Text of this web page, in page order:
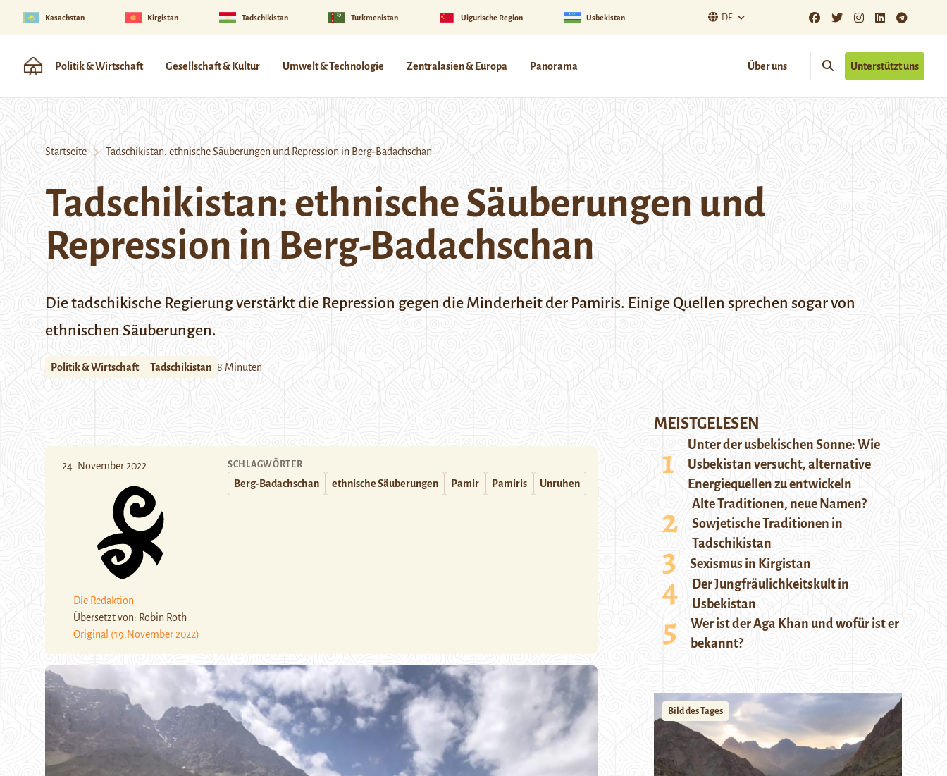
Kasachstan Kirgistan Tadschikistan Turkmenistan Uigurische Region Usbekistan DE
Politik & Wirtschaft Gesellschaft & Kultur Umwelt & Technologie Zentralasien & Europa Panorama Über uns Unterstützt uns
Startseite Tadschikistan: ethnische Säuberungen und Repression in Berg-Badachschan
Tadschikistan: ethnische Säuberungen und
Repression in Berg-Badachschan
Die tadschikische Regierung verstärkt die Repression gegen die Minderheit der Pamiris. Einige Quellen sprechen sogar von
ethnischen Säuberungen.
Politik & Wirtschaft Tadschikistan 8 Minuten
24. November 2022
Die Redaktion
Übersetzt von: Robin Roth
Original (19.November 2022)
SCHLAGWÖRTER
Berg-Badachschan ethnische Säuberungen Pamir Pamiris Unruhen
MEISTGELESEN
Unter der usbekischen Sonne: Wie
Usbekistan versucht, alternative
Energiequellen zu entwickeln
Alte Traditionen, neue Namen?
Sowjetische Traditionen in
Tadschikistan
Sexismus in Kirgistan
Der Jungfräulichkeitskult in
Usbekistan
Wer ist der Aga Khan und wofür ist er
bekannt?
Bild des Tages